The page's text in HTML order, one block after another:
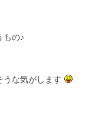
もの♪
うな気がします